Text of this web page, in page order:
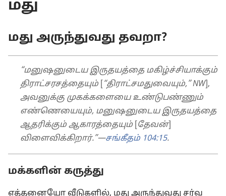
மது
மது அருந்துவது தவறா?
“மனுஷனுடைய இருதயத்தை மகிழ்ச்சியாக்கும்
திராட்சரசத்தையும் “திராட்சமதுவையும்,” NW],
அவனுக்கு முகக்களையை உண்டுபண்ணும்
எண்ணெயையும், மனுஷனுடைய இருதயத்தை
ஆதரிக்கும் ஆகாரத்தையும் தேவன்]
விளைவிக்கிறார்.”—சங்கீதம் 104:15.
மக்களின் கருத்து
எத்தனையோ வீடுகளில், மது அருந்துவது சர்வ